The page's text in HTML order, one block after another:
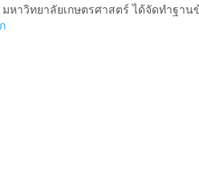
วิทยาลัยเกษตรศาสตร์ ได้จัดทำฐาน